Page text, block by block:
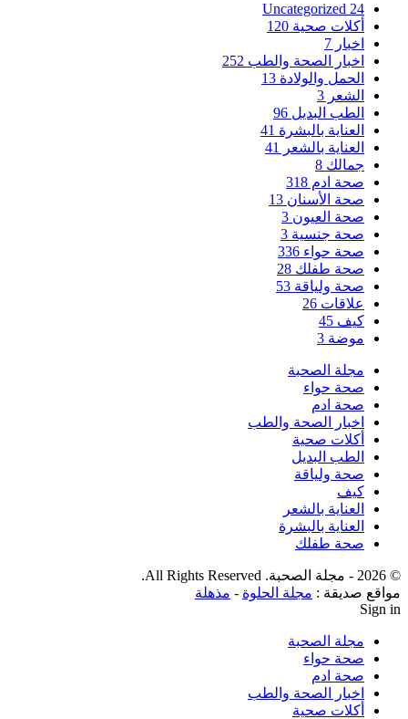
Uncategorized 24
أكلات صحية 120
اخبار 7
اخبار الصحة والطب 252
الحمل والولادة 13
الشعر 3
الطب البديل 96
العناية بالبشرة 41
العناية بالشعر
41
جمالك 8
صحة ادم 318
صحة الأسنان 13
صحة العيون 3
صحة جنسية 3
صحة حواء 336
صحة طفلك 28
صحة ولياقة 53
علاقات 26
كيف 45
موضة 3
مجلة الصحبة
صحة حواء
صحة ادم
اخبار الصحة والطب
أكلات صحية
الطب البديل
صحة ولياقة
كيف
العناية بالشعر
العناية بالبشرة
صحة طفلك
© 2026 - مجلة الصحبة. All Rights Reserved.
مواقع صديقة : مجلة الحلوة - مذهلة
Sign in
مجلة الصحبة
صحة حواء
صحة ادم
اخبار الصحة والطب
أكلات صحية